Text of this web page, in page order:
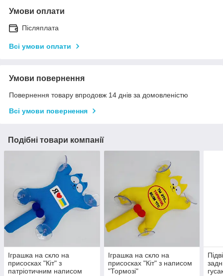
Умови оплати
Післяплата
Всі умови оплати
Умови повернення
Повернення товару впродовж 14 днів за домовленістю
Всі умови повернення
Подібні товари компанії
Іграшка на скло на
присосках "Кіт" з
патріотичним написом
Іграшка на скло на
присосках "Кіт" з написом
"Тормозі"